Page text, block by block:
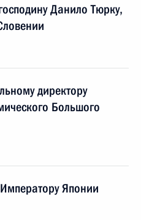
Данило Тюрку,
директору
Большого
Японии